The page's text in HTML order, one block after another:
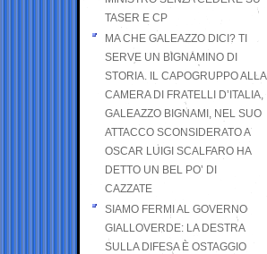
TASER E CP
MA CHE GALEAZZO DICI? TI
SERVE UN BIGNAMINO DI
STORIA. IL CAPOGRUPPO ALLA
CAMERA DI FRATELLI D’ITALIA,
GALEAZZO BIGNAMI, NEL SUO
ATTACCO SCONSIDERATO A
OSCAR LUIGI SCALFARO HA
DETTO UN BEL PO’ DI
CAZZATE
SIAMO FERMI AL GOVERNO
GIALLOVERDE: LA DESTRA
SULLA DIFESA È OSTAGGIO